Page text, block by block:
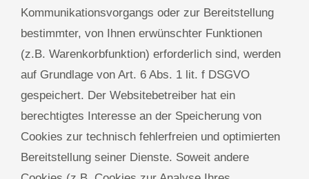
Kommunikationsvorgangs oder zur Bereitstellung
bestimmter, von Ihnen erwünschter Funktionen
(z.B. Warenkorbfunktion) erforderlich sind, werden
auf Grundlage von Art. 6 Abs. 1 lit. f DSGVO
gespeichert. Der Websitebetreiber hat ein
berechtigtes Interesse an der Speicherung von
Cookies zur technisch fehlerfreien und optimierten
Bereitstellung seiner Dienste. Soweit andere